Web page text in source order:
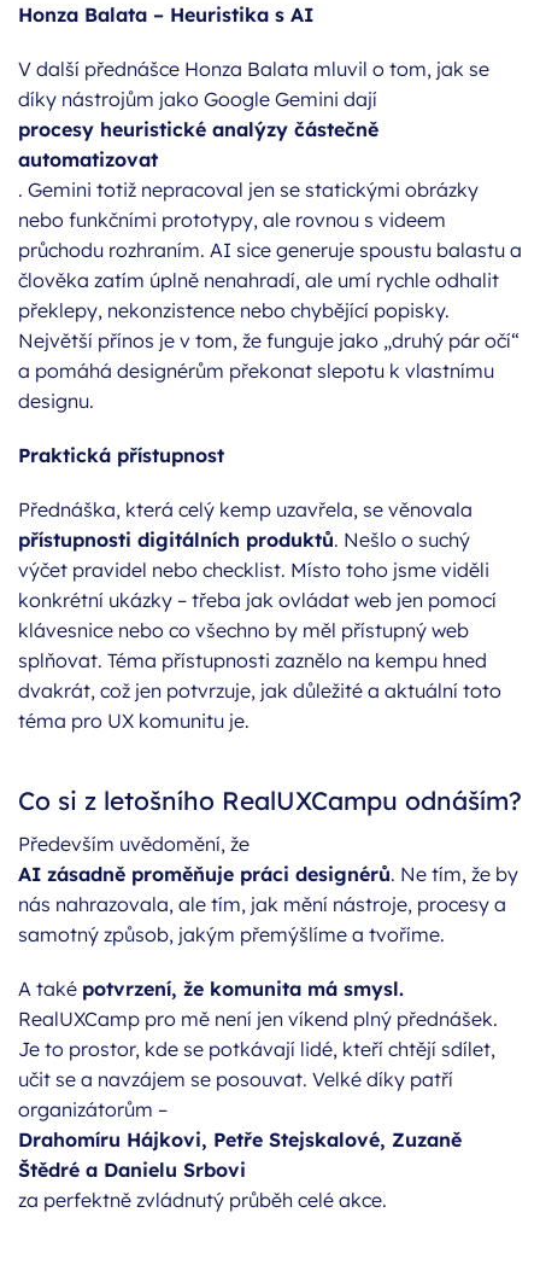
Honza Balata – Heuristika s AI
V další přednášce Honza Balata mluvil o tom, jak se
díky nástrojům jako Google Gemini dají
procesy heuristické analýzy částečně
automatizovat
. Gemini totiž nepracoval jen se statickými obrázky
nebo funkčními prototypy, ale rovnou s videem
průchodu rozhraním. AI sice generuje spoustu balastu a
člověka zatím úplně nenahradí, ale umí rychle odhalit
překlepy, nekonzistence nebo chybějící popisky.
Největší přínos je v tom, že funguje jako „druhý pár očí“
a pomáhá designérům překonat slepotu k vlastnímu
designu.
Praktická přístupnost
Přednáška, která celý kemp uzavřela, se věnovala
přístupnosti digitálních produktů. Nešlo o suchý
výčet pravidel nebo checklist. Místo toho jsme viděli
konkrétní ukázky – třeba jak ovládat web jen pomocí
klávesnice nebo co všechno by měl přístupný web
splňovat. Téma přístupnosti zaznělo na kempu hned
dvakrát, což jen potvrzuje, jak důležité a aktuální toto
téma pro UX komunitu je.
Co si z letošního RealUXCampu odnáším?
Především uvědomění, že
AI zásadně proměňuje práci designérů. Ne tím, že by
nás nahrazovala, ale tím, jak mění nástroje, procesy a
samotný způsob, jakým přemýšlíme a tvoříme.
A také potvrzení, že komunita má smysl.
RealUXCamp pro mě není jen víkend plný přednášek.
Je to prostor, kde se potkávají lidé, kteří chtějí sdílet,
učit se a navzájem se posouvat. Velké díky patří
organizátorům –
Drahomíru Hájkovi, Petře Stejskalové, Zuzaně
Štědré a Danielu Srbovi
za perfektně zvládnutý průběh celé akce.